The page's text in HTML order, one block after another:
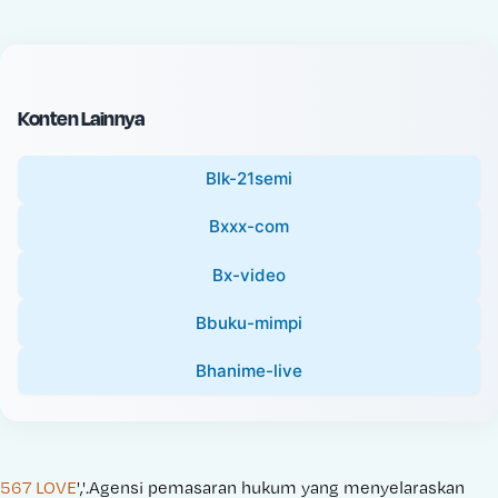
c
e
Konten Lainnya
Blk-21semi
Bxxx-com
Bx-video
Bbuku-mimpi
Bhanime-live
567 LOVE','.Agensi pemasaran hukum yang menyelaraskan